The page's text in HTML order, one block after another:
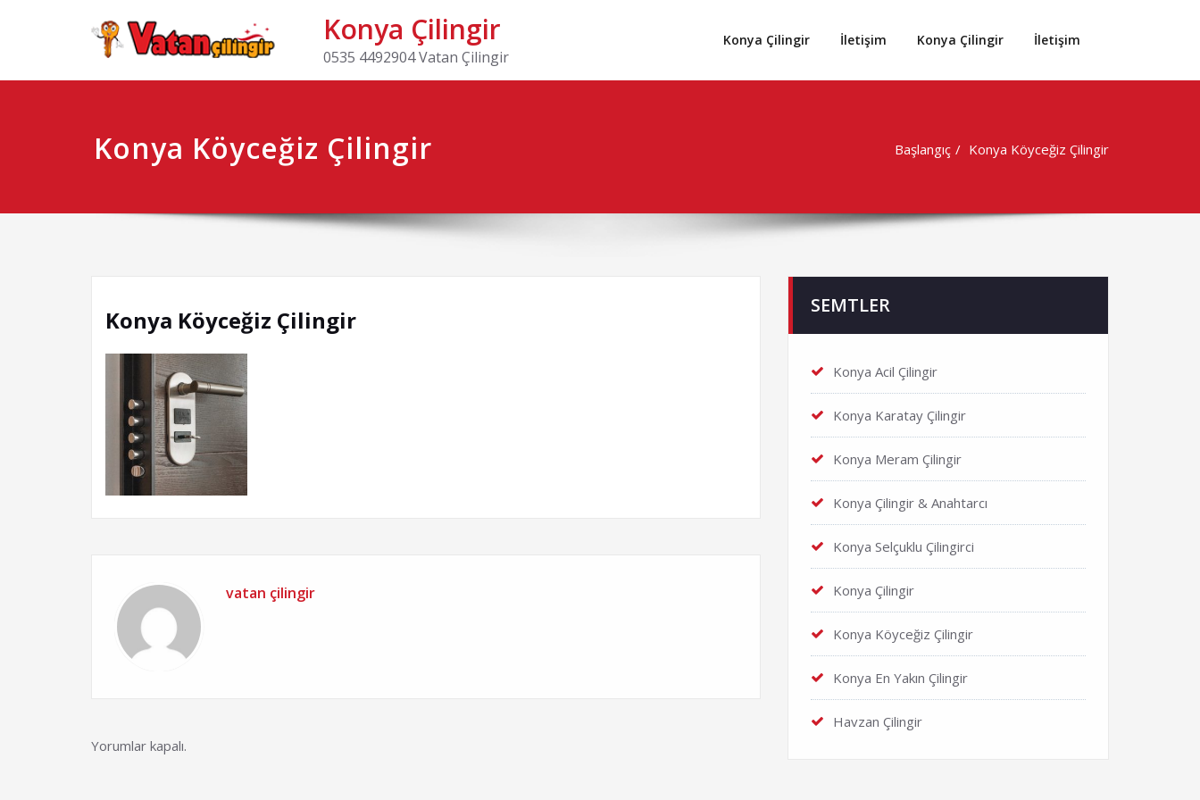
Konya Çilingir
0535 4492904 Vatan Çilingir
Konya Çilingir İletişim Konya Çilingir İletişim
Konya Köyceğiz Çilingir Başlangıç Konya Köyceğiz Çilingir
Konya Köyceğiz Çilingir
vatan çilingir
Yorumlar kapalı.
SEMTLER
Konya Acil Çilingir
Konya Karatay Çilingir
Konya Meram Çilingir
Konya Çilingir & Anahtarcı
Konya Selçuklu Çilingirci
Konya Çilingir
Konya Köyceğiz Çilingir
Konya En Yakın Çilingir
Havzan Çilingir